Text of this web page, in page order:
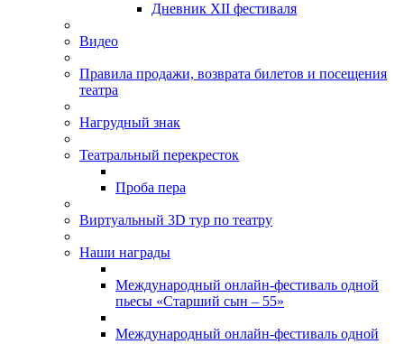
Дневник XII фестиваля
Видео
Правила продажи, возврата билетов и посещения
театра
Нагрудный знак
Театральный перекресток
Проба пера
Виртуальный 3D тур по театру
Наши награды
Международный онлайн-фестиваль одной
пьесы «Старший сын – 55»
Международный онлайн-фестиваль одной